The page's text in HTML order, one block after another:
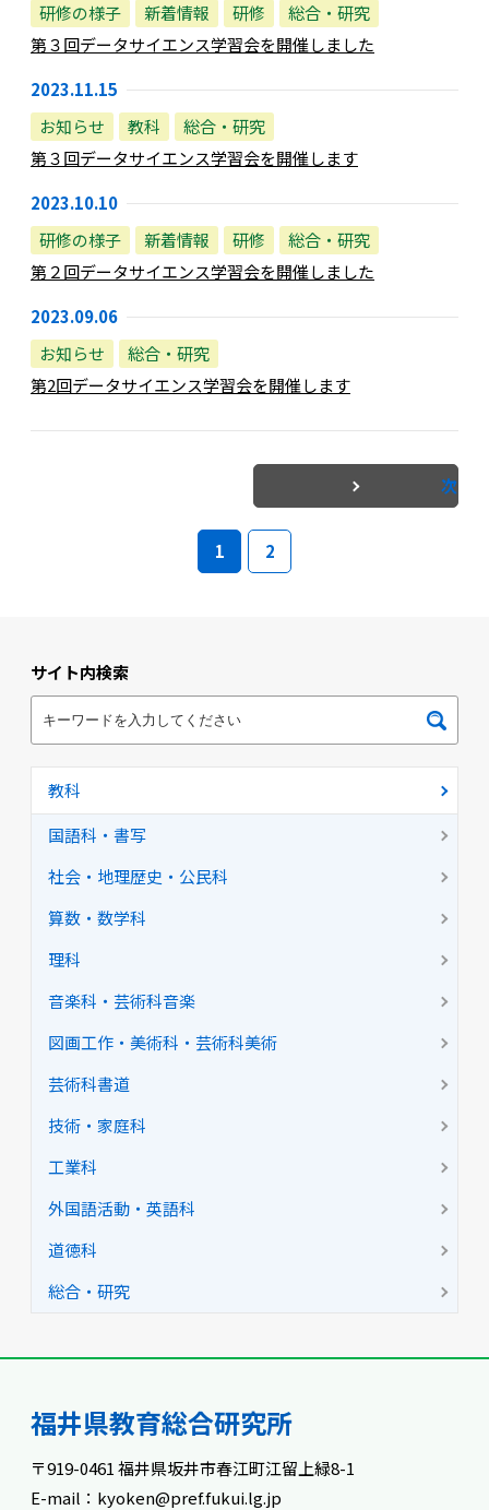
研修の様子
新着情報 研修
総合・研究
第３回データサイエンス学習会を開催しました
2023.11.15
お知らせ
教科
総合・研究
第３回データサイエンス学習会を開催します
2023.10.10
研修の様子
新着情報 研修
総合・研究
第２回データサイエンス学習会を開催しました
2023.09.06
お知らせ
総合・研究
第2回データサイエンス学習会を開催します
1 2
次へ »
サイト内検索
教科
国語科・書写
社会・地理歴史・公民科
算数・数学科
理科
音楽科・芸術科音楽
図画工作・美術科・芸術科美術
芸術科書道
技術・家庭科
工業科
外国語活動・英語科
道徳科
総合・研究
福井県教育総合研究所
〒919-0461 福井県坂井市春江町江留上緑8-1
E-mail：kyoken@pref.fukui.lg.jp